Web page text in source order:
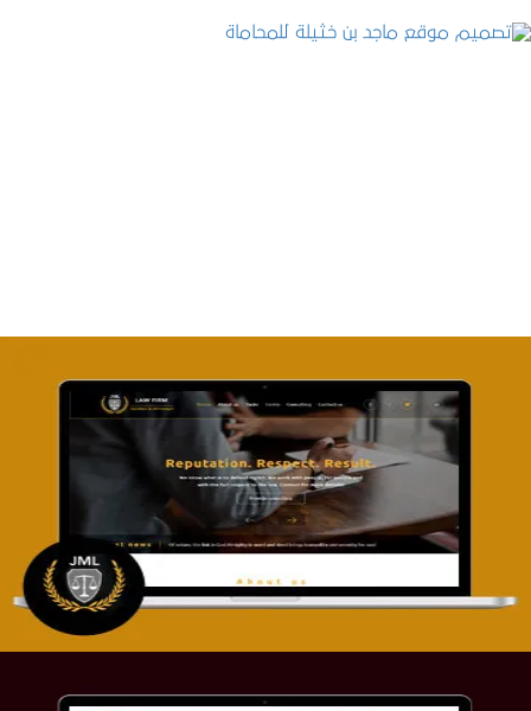
تصميم موقع آل جبار والمزارقة للمحاماة
التفاصيل